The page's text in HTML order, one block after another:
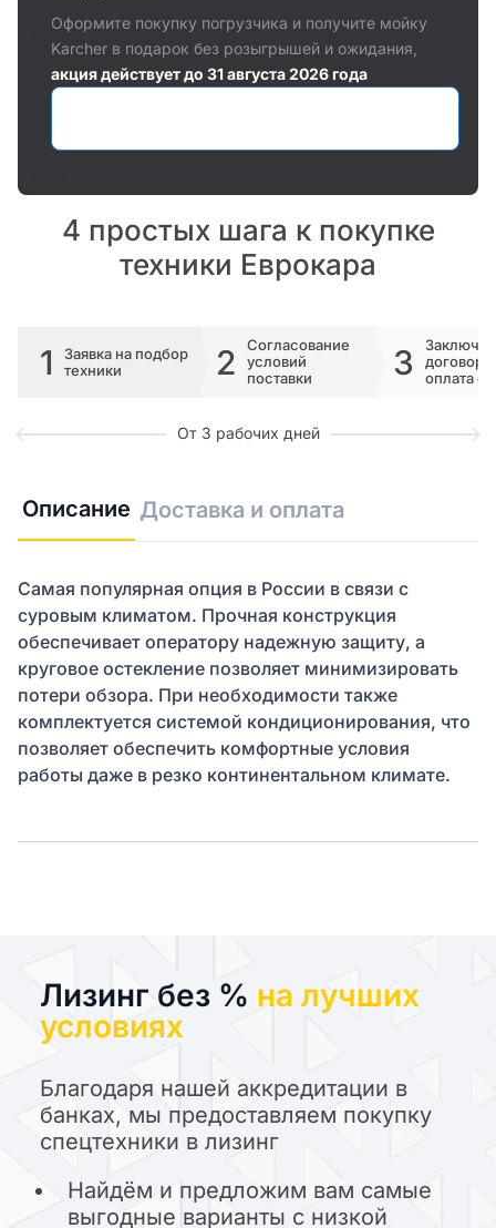
Оформите покупку погрузчика и получите мойку
Karcher в подарок без розыгрышей и ожидания,
акция действует до 31 августа 2026 года
4 простых шага к покупке
техники Еврокара
1
Заявка на подбор
техники
2
Согласование
условий
поставки
3
договора
оплата
От 3 рабочих дней
Описание Доставка и оплата
Самая популярная опция в России в связи с
суровым климатом. Прочная конструкция
обеспечивает оператору надежную защиту, а
круговое остекление позволяет минимизировать
потери обзора. При необходимости также
комплектуется системой кондиционирования, что
позволяет обеспечить комфортные условия
работы даже в резко континентальном климате.
Лизинг без % на лучших
условиях
Благодаря нашей аккредитации в
банках, мы предоставляем покупку
спецтехники в лизинг
Найдём и предложим вам самые
выгодные варианты с низкой